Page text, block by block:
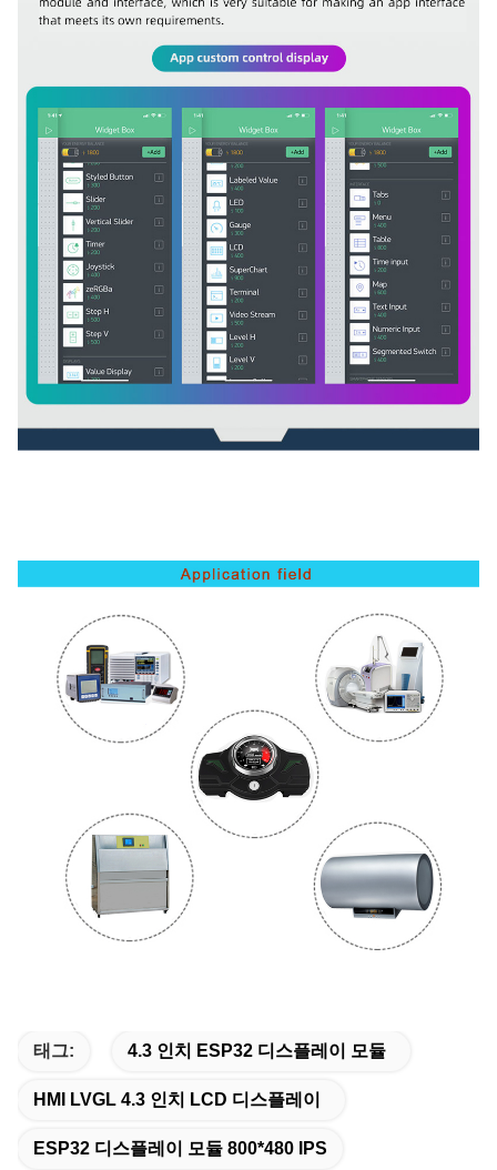
태그: 4.3 인치 ESP32 디스플레이 모듈
HMI LVGL 4.3 인치 LCD 디스플레이
ESP32 디스플레이 모듈 800*480 IPS